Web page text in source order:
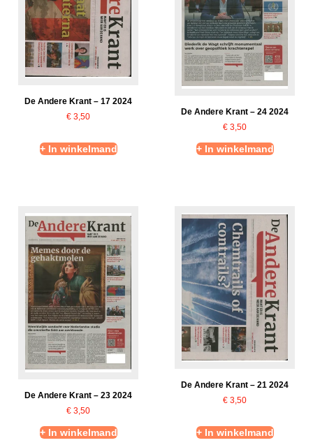
De Andere Krant – 17 2024
€ 3,50
+ In winkelmand
De Andere Krant – 24 2024
€ 3,50
+ In winkelmand
De Andere Krant – 23 2024
€ 3,50
+ In winkelmand
De Andere Krant – 21 2024
€ 3,50
+ In winkelmand